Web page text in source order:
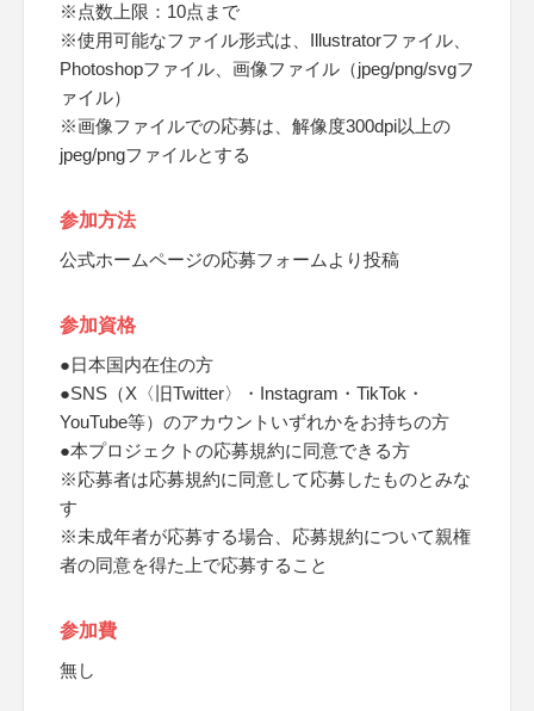
※点数上限：10点まで
※使用可能なファイル形式は、Illustratorファイル、
Photoshopファイル、画像ファイル（jpeg/png/svgフ
ァイル）
※画像ファイルでの応募は、解像度300dpi以上の
jpeg/pngファイルとする
参加方法
公式ホームページの応募フォームより投稿
参加資格
●日本国内在住の方
●SNS（X〈旧Twitter〉・Instagram・TikTok・
YouTube等）のアカウントいずれかをお持ちの方
●本プロジェクトの応募規約に同意できる方
※応募者は応募規約に同意して応募したものとみな
す
※未成年者が応募する場合、応募規約について親権
者の同意を得た上で応募すること
参加費
無し